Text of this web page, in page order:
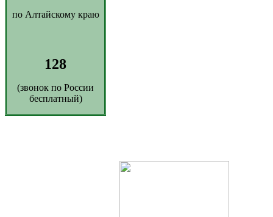
по Алтайскому краю
128
(звонок по России
бесплатный)